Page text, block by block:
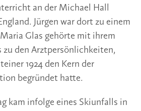
an der Michael Hall
Jürgen war dort zu einem
Glas gehörte mit ihrem
den Arztpersönlichkeiten,
1924 den Kern der
begründet hatte.
kam infolge eines Skiunfalls in